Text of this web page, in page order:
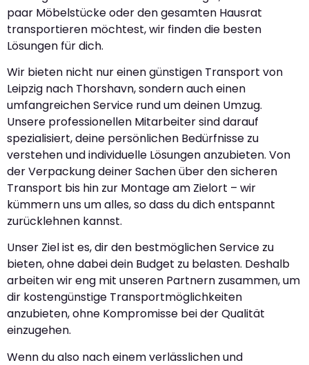
paar Möbelstücke oder den gesamten Hausrat
transportieren möchtest, wir finden die besten
Lösungen für dich.
Wir bieten nicht nur einen günstigen Transport von
Leipzig nach Thorshavn, sondern auch einen
umfangreichen Service rund um deinen Umzug.
Unsere professionellen Mitarbeiter sind darauf
spezialisiert, deine persönlichen Bedürfnisse zu
verstehen und individuelle Lösungen anzubieten. Von
der Verpackung deiner Sachen über den sicheren
Transport bis hin zur Montage am Zielort – wir
kümmern uns um alles, so dass du dich entspannt
zurücklehnen kannst.
Unser Ziel ist es, dir den bestmöglichen Service zu
bieten, ohne dabei dein Budget zu belasten. Deshalb
arbeiten wir eng mit unseren Partnern zusammen, um
dir kostengünstige Transportmöglichkeiten
anzubieten, ohne Kompromisse bei der Qualität
einzugehen.
Wenn du also nach einem verlässlichen und